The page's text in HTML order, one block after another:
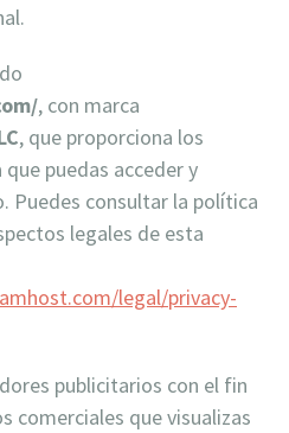
, con marca
, que proporciona los
puedas acceder y
Puedes consultar la política
legales de esta
legal/privacy-
publicitarios con el fin
comerciales que visualizas